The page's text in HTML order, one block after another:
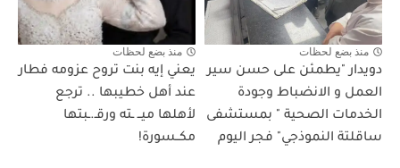
منذ بضع لحظات
دويدار "يطمئن على حسن سير
العمل و الانضباط وجودة
الخدمات الصحية " بمستشفى
ساقلتة النموذجي" فجر اليوم
منذ بضع لحظات
يعني إيه بنت تروح عزومه فطار
عند أهل خطيبها .. ترجع
لأهلها ميــ ـته ورقـ.ـبتها
مكــسورة!